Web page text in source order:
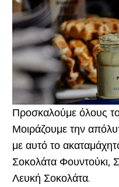
Προσκαλούμε όλους
Μοιράζουμε την
με αυτό το
Σοκολάτα Φουντούκι,
Λευκή Σοκολάτα.